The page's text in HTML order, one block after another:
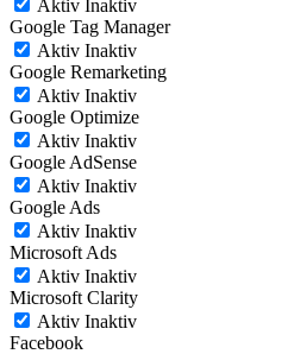
Aktiv Inaktiv
Google Tag Manager
Aktiv Inaktiv
Google Remarketing
Aktiv Inaktiv
Google Optimize
Aktiv Inaktiv
Google AdSense
Aktiv Inaktiv
Google Ads
Aktiv Inaktiv
Microsoft Ads
Aktiv Inaktiv
Microsoft Clarity
Aktiv Inaktiv
Facebook